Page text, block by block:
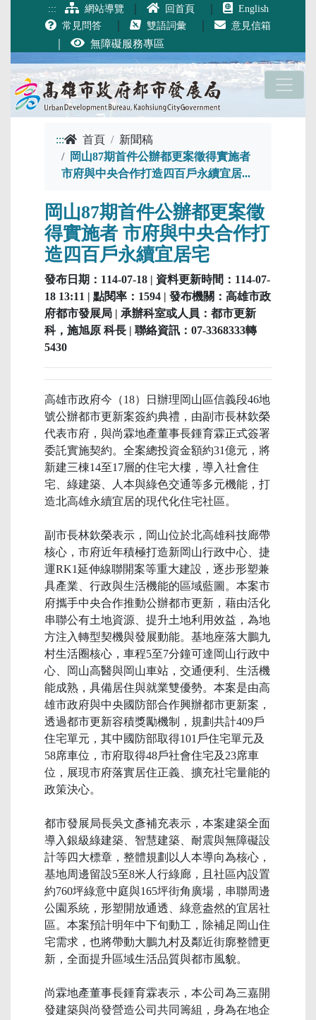
跳到主要內容
::: 網站導覽 回首頁
English
常見問答
雙語詞彙 意見信箱
無障礙服務專區
::: 首頁
新聞稿
岡山87期首件公辦都更案徵得實施者
市府與中央合作打造四百戶永續宜居...
岡山87期首件公辦都更案徵
得實施者 市府與中央合作打
造四百戶永續宜居宅
發布日期：114-07-18 | 資料更新時間：114-07-
18 13:11 | 點閱率：1594 | 發布機關：高雄市政
府都市發展局 | 承辦科室或人員：都市更新
科，施旭原 科長 | 聯絡資訊：07-3368333轉
5430
高雄市政府今（18）日辦理岡山區信義段46地
號公辦都市更新案簽約典禮，由副市長林欽榮
代表市府，與尚霖地產董事長鍾育霖正式簽署
委託實施契約。全案總投資金額約31億元，將
新建三棟14至17層的住宅大樓，導入社會住
宅、綠建築、人本與綠色交通等多元機能，打
造北高雄永續宜居的現代化住宅社區。
副市長林欽榮表示，岡山位於北高雄科技廊帶
核心，市府近年積極打造新岡山行政中心、捷
運RK1延伸線聯開案等重大建設，逐步形塑兼
具產業、行政與生活機能的區域藍圖。本案市
府攜手中央合作推動公辦都市更新，藉由活化
串聯公有土地資源、提升土地利用效益，為地
方注入轉型契機與發展動能。基地座落大鵬九
村生活圈核心，車程5至7分鐘可達岡山行政中
心、岡山高醫與岡山車站，交通便利、生活機
能成熟，具備居住與就業雙優勢。本案是由高
雄市政府與中央國防部合作興辦都市更新案，
透過都市更新容積獎勵機制，規劃共計409戶
住宅單元，其中國防部取得101戶住宅單元及
58席車位，市府取得48戶社會住宅及23席車
位，展現市府落實居住正義、擴充社宅量能的
政策決心。
都市發展局長吳文彥補充表示，本案建築全面
導入銀級綠建築、智慧建築、耐震與無障礙設
計等四大標章，整體規劃以人本導向為核心，
基地周邊留設5至8米人行綠廊，且社區內設置
約760坪綠意中庭與165坪街角廣場，串聯周邊
公園系統，形塑開放通透、綠意盎然的宜居社
區。本案預計明年中下旬動工，除補足岡山住
宅需求，也將帶動大鵬九村及鄰近街廓整體更
新，全面提升區域生活品質與都市風貌。
尚霖地產董事長鍾育霖表示，本公司為三嘉開
發建築與尚發營造公司共同籌組，身為在地企